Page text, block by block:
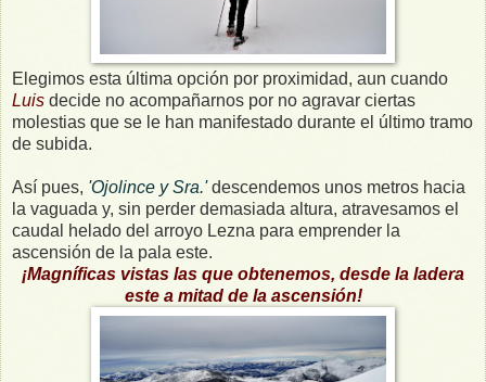
Elegimos esta última opción por proximidad, aun cuando
Luis decide no acompañarnos por no agravar ciertas
molestias que se le han manifestado durante el último tramo
de subida.
Así pues, 'Ojolince y Sra.'descendemos unos metros hacia
la vaguada y, sin perder demasiada altura, atravesamos el
caudal helado del arroyo Lezna para emprender la
ascensión de la pala este.
¡Magníficas vistas las que obtenemos, desde la ladera
este a mitad de la ascensión!